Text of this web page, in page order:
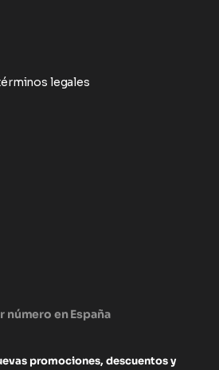
legales
en España
promociones, descuentos y